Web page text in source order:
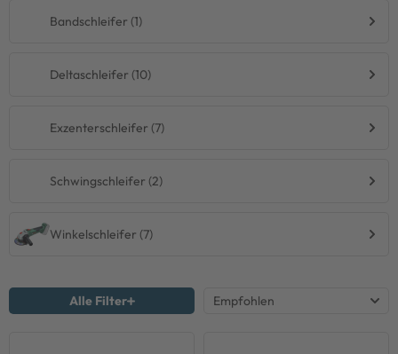
Bandschleifer (1)
Deltaschleifer (10)
Exzenterschleifer (7)
Schwingschleifer (2)
Winkelschleifer (7)
Alle Filter